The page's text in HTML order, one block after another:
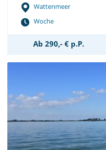
Wattenmeer
Woche
Ab 290,- € p.P.